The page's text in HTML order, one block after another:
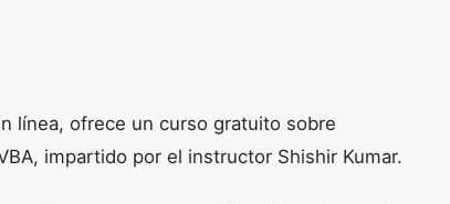
línea, ofrece un curso gratuito sobre
impartido por el instructor Shishir Kumar.